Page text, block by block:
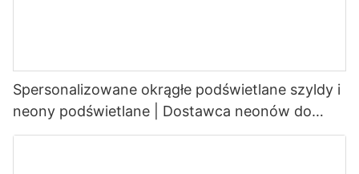
Spersonalizowane okrągłe podświetlane szyldy i
neony podświetlane | Dostawca neonów do
kawiarni